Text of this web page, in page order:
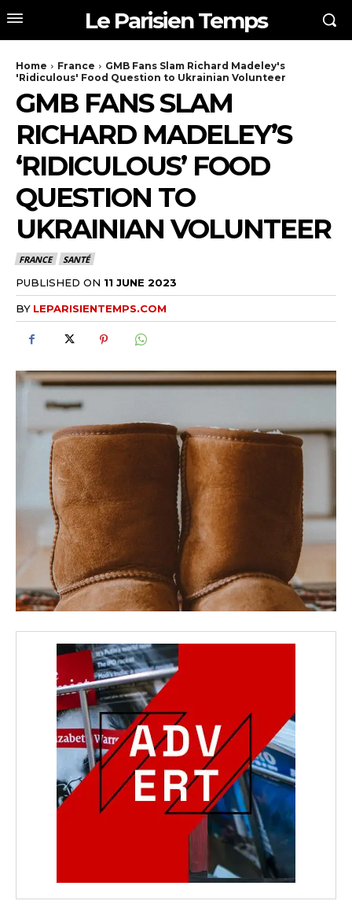
Le Parisien Temps
Home France
GMB Fans Slam Richard Madeley's
'Ridiculous' Food Question to Ukrainian Volunteer
GMB FANS SLAM
RICHARD MADELEY’S
‘RIDICULOUS’ FOOD
QUESTION TO
UKRAINIAN VOLUNTEER
FRANCE SANTÉ
PUBLISHED ON 11 JUNE 2023
BY LEPARISIENTEMPS.COM